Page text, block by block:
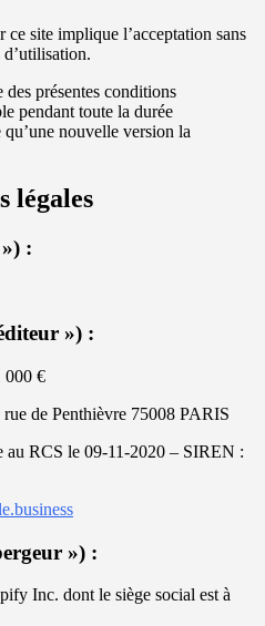
site implique l’acceptation sans
d’utilisation.
présentes conditions
pendant toute la durée
qu’une nouvelle version la
légales
:
») :
000 €
de Penthièvre 75008 PARIS
au RCS le 09-11-2020 – SIREN :
») :
Inc. dont le siège social est à